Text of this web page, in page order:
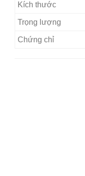
Kích thước
Trọng lượng
Chứng chỉ